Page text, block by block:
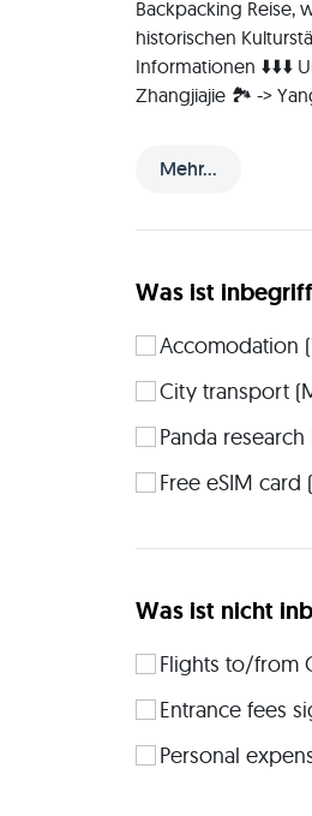
Mehr...
Was ist
Accomodation
City transport
Panda
Free eSIM card
Was ist nicht
Flights to/from
Entrance fees
Personal